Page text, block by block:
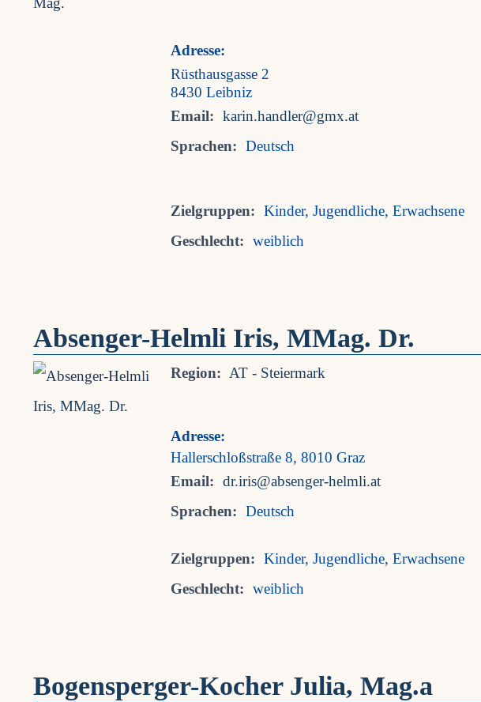
Adresse:
Rüsthausgasse 2
8430 Leibniz
Email: karin.handler@gmx.at
Sprachen: Deutsch
Zielgruppen: Kinder, Jugendliche, Erwachsene
Geschlecht: weiblich
Absenger-Helmli Iris, MMag. Dr.
Region: AT - Steiermark
Adresse:
Hallerschloßstraße 8, 8010 Graz
Email: dr.iris@absenger-helmli.at
Sprachen: Deutsch
Zielgruppen: Kinder, Jugendliche, Erwachsene
Geschlecht: weiblich
Bogensperger-Kocher Julia, Mag.a